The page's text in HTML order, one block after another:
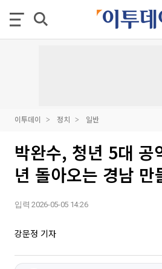
이투데이 정치 일반
박완수, 청년 5대
년 돌아오는 경남 만
입력 2026-05-05 14:26
강문정 기자